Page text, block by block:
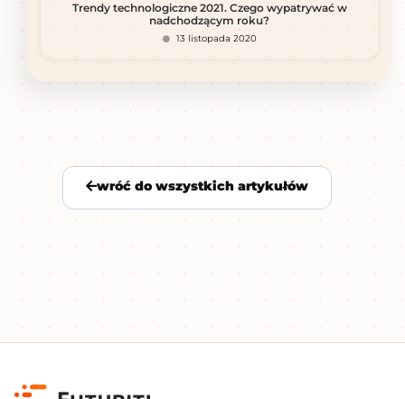
Trendy technologiczne 2021. Czego wypatrywać w
nadchodzącym roku?
13 listopada 2020
wróć do wszystkich artykułów